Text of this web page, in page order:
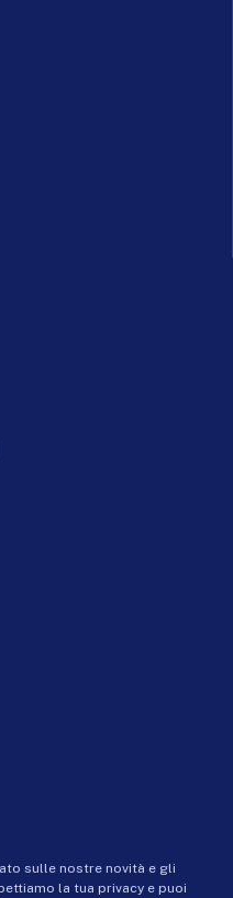
sulle nostre novità e gli
la tua privacy e puoi